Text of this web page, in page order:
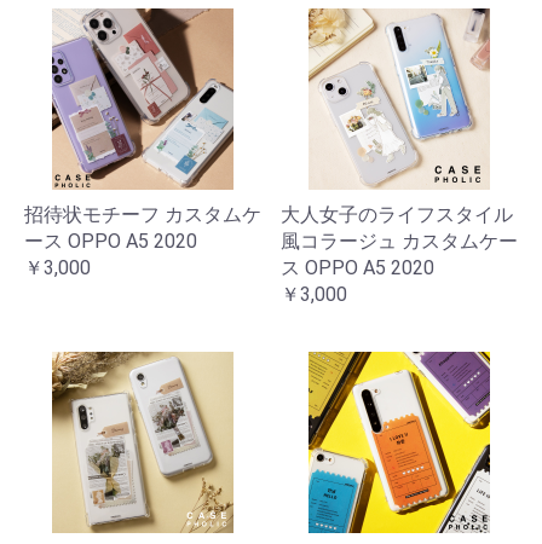
招待状モチーフ カスタムケ
ース OPPO A5 2020
￥3,000
大人女子のライフスタイル
風コラージュ カスタムケー
ス OPPO A5 2020
￥3,000